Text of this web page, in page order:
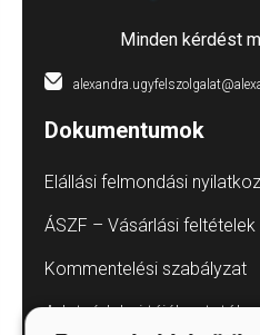
Minden kérdést
Dokumentumok
Elállási felmondási
ÁSZF – Vásárlási feltételek
Kommentelési szabályzat
Adatvédelmi tájékoztatók